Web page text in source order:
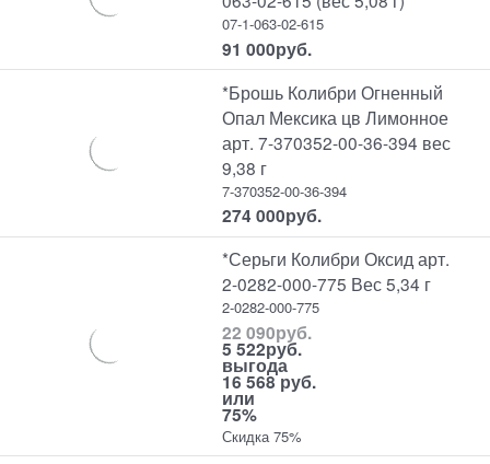
07-1-063-02-615
91 000руб.
*Брошь Колибри Огненный
Опал Мексика цв Лимонное
арт. 7-370352-00-36-394 вес
9,38 г
7-370352-00-36-394
274 000руб.
*Серьги Колибри Оксид арт.
2-0282-000-775 Вес 5,34 г
2-0282-000-775
22 090руб.
5 522руб.
выгода
16 568 руб.
или
75%
Скидка 75%